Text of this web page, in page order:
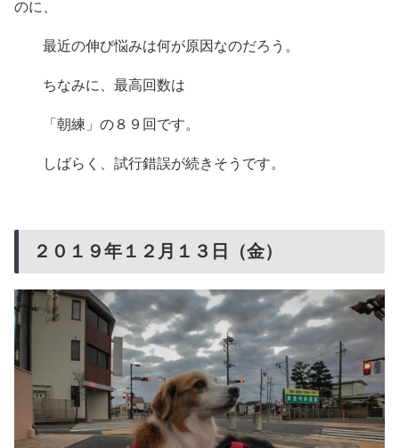
のに、
最近の伸び悩みは何が原因なのだろう。
ちなみに、最高回数は
「朝練」の８９回です。
しばらく、試行錯誤が続きそうです。
２０１９年１２月１３日（金）